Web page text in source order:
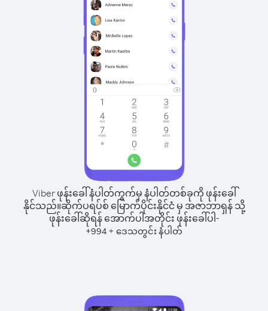
Viber ဖုန်းခေါ်နံပါတ်ကွက်မှ နံပါတ်တစ်ခုကို ဖုန်းခေါ်
နိုင်သည်။ဆိုက်ပရပ်စ် မြောက်ပိုင်းနိုင်ငံ မှ အဇာဘာရှန် သို့
ဖုန်းခေါ်ဆိုရန် အောက်ပါအတိုင်း ဖုန်းခေါ်ပါ-
+994 + ဒေသတွင်း နံပါတ်